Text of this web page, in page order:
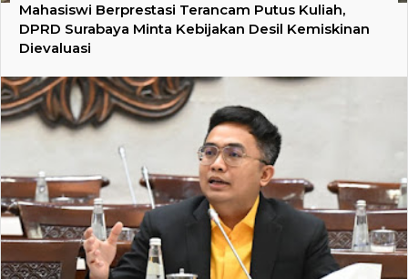
Mahasiswi Berprestasi Terancam Putus Kuliah,
DPRD Surabaya Minta Kebijakan Desil Kemiskinan
Dievaluasi